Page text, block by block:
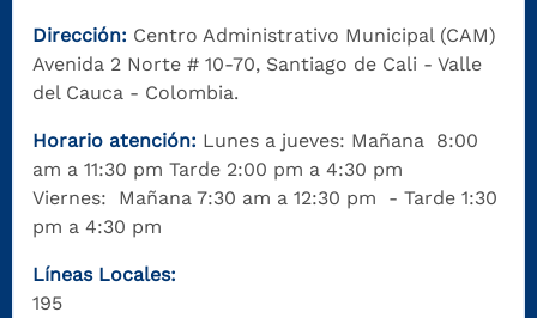
Dirección: Centro Administrativo Municipal (CAM)
Avenida 2 Norte # 10-70, Santiago de Cali - Valle
del Cauca - Colombia.
Horario atención: Lunes a jueves: Mañana 8:00
am a 11:30 pm Tarde 2:00 pm a 4:30 pm
Viernes: Mañana 7:30 am a 12:30 pm - Tarde 1:30
pm a 4:30 pm
Líneas Locales:
195